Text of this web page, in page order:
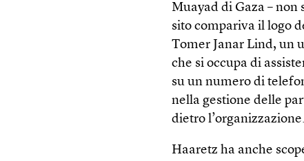
Muayad di Gaza –
sito compariva il logo
Tomer Janar Lind, un
che si occupa di
su un numero di
nella gestione delle
dietro l’organizzazione.
Haaretz ha anche